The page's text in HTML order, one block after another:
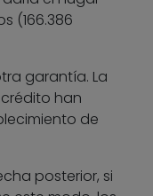
(166.386
garantía. La
han
de
posterior, si